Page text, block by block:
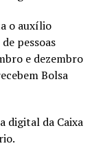
o auxílio
pessoas
e dezembro
Bolsa
digital da Caixa